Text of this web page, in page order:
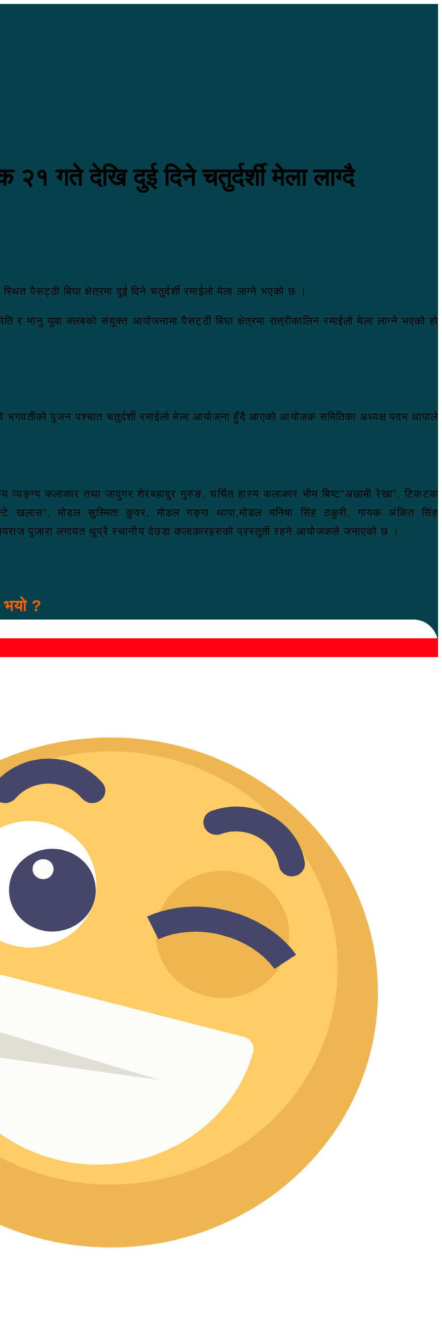
२१ गते देखि दुई दिने चतुर्दर्शी मेला लाग्दै
पैसट्ठी बिघा क्षेत्रमा दुई दिने चतुर्दर्शी रमाईलो मेला लाग्ने भएको छ ।
र भानु युवा क्लबको संयुक्त आयोजनामा पैसट्ठी बिघा क्षेत्रमा रात्रीकालिन रमाईलो मेला लाग्ने भएको हो
भगवतीको पुजन पश्चात चतुर्दर्शी रमाईलो मेला आयोजना हुँदै आएको आयोजक समितिका अध्यक्ष पदम थापाले
व्यङ्ग्य कलाकार तथा जादुगर शेरबहादुर गुरुङ, चर्चित हास्य कलाकार भीम बिष्ट”अछामी रेखा”, टिकटक
खलास”, मोडल सुस्मिता कुवर, मोडल गङ्गा थापा,मोडल मनिषा सिंह ठकुरी, गायक अंकित सिंह
पुजारा लगायत थुप्रै स्थानीय देउडा कलाकारहरुको प्रस्तुती रहने आयोजकले जनाएको छ ।
?